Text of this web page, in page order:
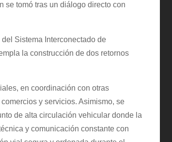
se tomó tras un diálogo directo con
Sistema Interconectado de
la construcción de dos retornos
en coordinación con otras
y servicios. Asimismo, se
de alta circulación vehicular donde la
y comunicación constante con